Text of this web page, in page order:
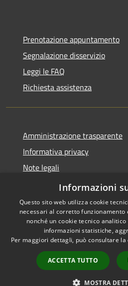
Prenotazione appuntamento
Segnalazione disservizio
Leggi le FAQ
Richiesta assistenza
Amministrazione trasparente
Informativa privacy
Note legali
Dichiarazione di accessibilità
Accessibilità
Informazioni
Questo sito web utilizza cookie
necessari al corretto funzionamento
nonché un cookie tecnico
informazioni statistiche,
Per maggiori dettagli, può consultare la
ACCETTA TUTTO
MOSTRA